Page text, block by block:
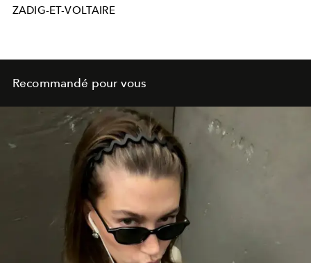
ZADIG-ET-VOLTAIRE
Recommandé pour vous